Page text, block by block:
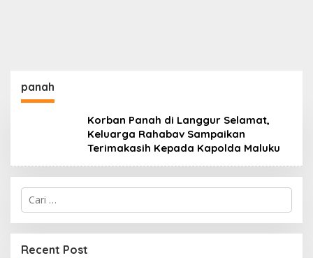
panah
Korban Panah di Langgur Selamat,
Keluarga Rahabav Sampaikan
Terimakasih Kepada Kapolda Maluku
Cari
untuk:
Recent Post